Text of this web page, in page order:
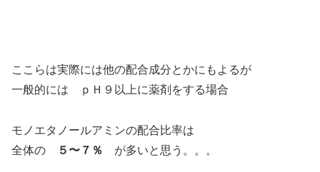
ここらは実際には他の配合成分とかにもよるが
一般的には ｐＨ９以上に薬剤をする場合
モノエタノールアミンの配合比率は
全体の
５〜７％ が多いと思う。。。